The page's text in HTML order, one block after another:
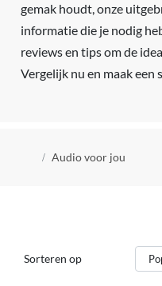
gemak houdt, onze
informatie die je nodig
reviews en tips om de
Vergelijk nu en maak een
Kruimelpad
Audio voor jou
Sorteren op